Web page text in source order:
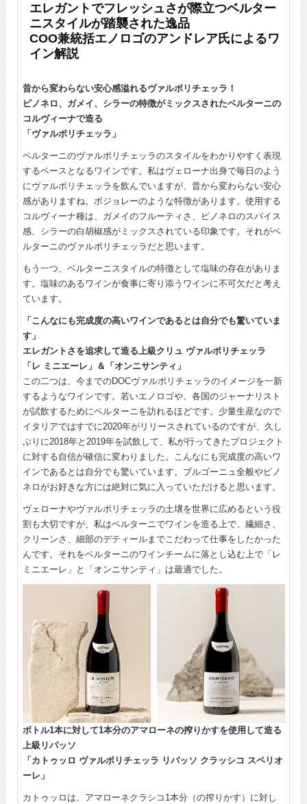
エレガントでフレッシュさが際立つベルター
ニスタイルが踏襲された逸品
COO兼統括エノロゴのアンドレア氏によるワ
イン解説
昔から変わらない安心感溢れるヴァルポリチェッラ！
ピノネロ、ガメイ、シラーの特徴がミックスされたベルターニの
コルヴィーナで造る
「ヴァルポリチェッラ」
ベルターニのヴァルポリチェッラのスタイルをわかりやすく表現
するベースとなるワインです。私はヴェローナ出身で毎日のよう
にヴァルポリチェッラを飲んでいますが、昔から変わらない安心
感がありますね。ボジョレーのような特徴があります。使用する
コルヴィーナ種は、ガメイのフルーティさ、ピノネロのスパイス
感、シラーの白胡椒感がミックスされている印象です。それがベ
ルターニのヴァルポリチェッラだと思います。
もう一つ、ベルターニスタイルの特徴として塩味の存在がありま
す。塩味のあるワインが食事に寄り添うワインに不可欠だと考え
ています。
「こんなにも完成度の高いワインであるとは自分でも驚いていま
す」
エレガントさを追求して造る上級クリュ ヴァルポリチェッラ
「レ ミニエーレ」＆「オンニサンティ」
この二つは、今までのDOCヴァルポリチェッラのイメージを一新
するようなワインです。若いエノロゴや、各国のジャーナリスト
が試飲するためにベルターニを訪れるほどです。少量生産なので
イタリアではすでに2020年がリリースされているのですが、久し
ぶりに2018年と2019年を試飲して、私が行ってきたプロジェクト
に対する自信が確信に変わりました。こんなにも完成度の高いワ
インであるとは自分でも驚いています。ブルゴーニュ全般やピノ
ネロがお好きな方には絶対に気に入っていただけると思います。
ヴェローナやヴァルポリチェッラの土壌を世界に広めるという役
割も大切ですが、私はベルターニでワインを造る上で、繊細さ、
クリーンさ、細部のデティールまでこだわって仕事をしたかった
んです。それをベルターニのワインチームに落とし込む上で「レ
ミニエーレ」と「オンニサンティ」は最適でした。
ボトル1本に対して1本分のアマローネの搾りかすを使用して造る
上級リパッソ
「カトゥッロ ヴァルポリチェッラ リパッソ クラッシコ スペリオ
ーレ」
カトゥッロは、アマローネクラシコ1本分（の搾りかす）に対し